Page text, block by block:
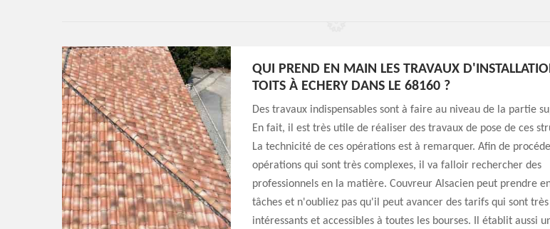
QUI PREND EN MAIN LES TRAVAUX
TOITS À ECHERY DANS LE 68160 ?
Des travaux indispensables sont à faire au niveau de la partie
En fait, il est très utile de réaliser des travaux de pose de ces
La technicité de ces opérations est à remarquer. Afin de
opérations qui sont très complexes, il va falloir rechercher des
professionnels en la matière. Couvreur Alsacien peut prendre
tâches et n'oubliez pas qu'il peut avancer des tarifs qui sont très
intéressants et accessibles à toutes les bourses. Il établit aussi